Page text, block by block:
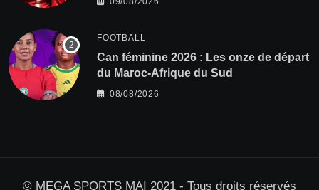
FOOTBALL
‎Can féminine 2026 : Les onze de départ
du Maroc-Afrique du Sud
08/08/2026
© MEGA SPORTS MAI 2021 - Tous droits réservés